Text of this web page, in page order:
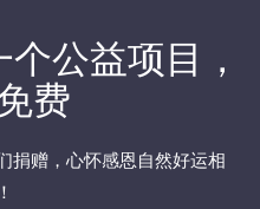
个公益项目，
费
捐赠 ，心怀感恩自然好运相